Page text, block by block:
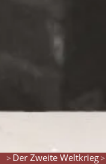
> Der Zweite Weltkrieg>